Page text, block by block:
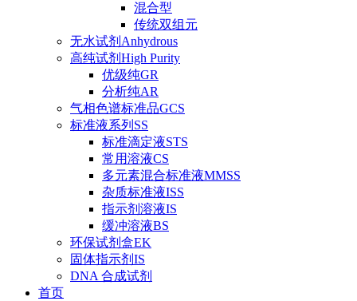
混合型
传统双组元
无水试剂Anhydrous
高纯试剂High Purity
优级纯GR
分析纯AR
气相色谱标准品GCS
标准液系列SS
标准滴定液STS
常用溶液CS
多元素混合标准液MMSS
杂质标准液ISS
指示剂溶液IS
缓冲溶液BS
环保试剂盒EK
固体指示剂IS
DNA 合成试剂
首页